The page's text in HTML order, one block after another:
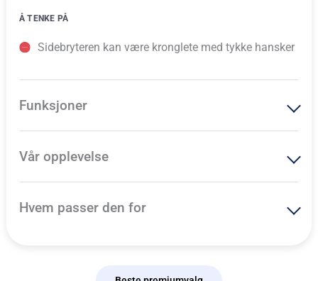
Å TENKE PÅ
Sidebryteren kan være kronglete med tykke hansker
Funksjoner
Vår opplevelse
Hvem passer den for